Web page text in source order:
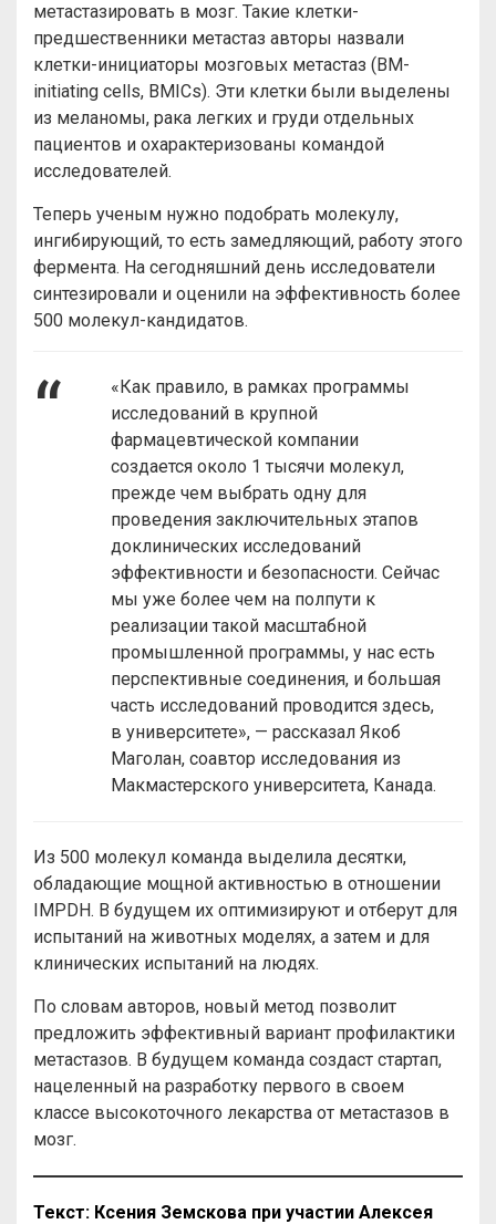
метастазировать в мозг. Такие клетки-
предшественники метастаз авторы назвали
клетки-инициаторы мозговых метастаз (BM-
initiating cells, BMICs). Эти клетки были выделены
из меланомы, рака легких и груди отдельных
пациентов и охарактеризованы командой
исследователей.
Теперь ученым нужно подобрать молекулу,
ингибирующий, то есть замедляющий, работу этого
фермента. На сегодняшний день исследователи
синтезировали и оценили на эффективность более
500 молекул-кандидатов.
«Как правило, в рамках программы
исследований в крупной
фармацевтической компании
создается около 1 тысячи молекул,
прежде чем выбрать одну для
проведения заключительных этапов
доклинических исследований
эффективности и безопасности. Сейчас
мы уже более чем на полпути к
реализации такой масштабной
промышленной программы, у нас есть
перспективные соединения, и большая
часть исследований проводится здесь,
в университете», — рассказал Якоб
Маголан, соавтор исследования из
Макмастерского университета, Канада.
Из 500 молекул команда выделила десятки,
обладающие мощной активностью в отношении
IMPDH. В будущем их оптимизируют и отберут для
испытаний на животных моделях, а затем и для
клинических испытаний на людях.
По словам авторов, новый метод позволит
предложить эффективный вариант профилактики
метастазов. В будущем команда создаст стартап,
нацеленный на разработку первого в своем
классе высокоточного лекарства от метастазов в
мозг.
Текст: Ксения Земскова при участии Алексея